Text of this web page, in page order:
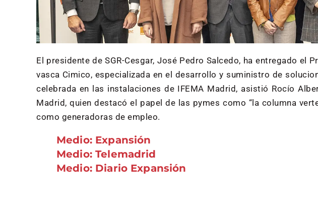
El presidente de SGR-Cesgar, José Pedro Salcedo, ha entregado el
vasca Cimico, especializada en el desarrollo y suministro de
celebrada en las instalaciones de IFEMA Madrid, asistió Rocío
Madrid, quien destacó el papel de las pymes como “la columna
como generadoras de empleo.
Medio: Expansión
Medio: Telemadrid
Medio: Diario Expansión